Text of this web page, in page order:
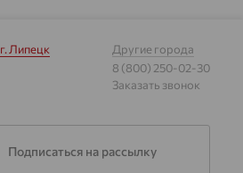
г. Липецк
Другие города
8 (800) 250-02-30
Заказать звонок
Подписаться на рассылку